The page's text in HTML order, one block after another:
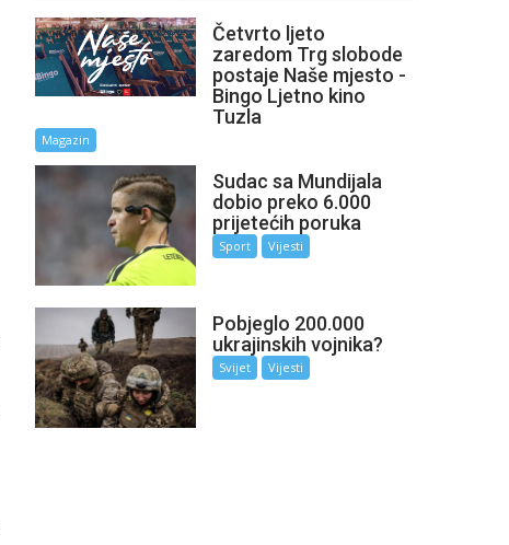
Četvrto ljeto
zaredom Trg slobode
postaje Naše mjesto -
Bingo Ljetno kino
Tuzla
Magazin
Sudac sa Mundijala
dobio preko 6.000
prijetećih poruka
Sport Vijesti
Pobjeglo 200.000
ukrajinskih vojnika?
Svijet Vijesti